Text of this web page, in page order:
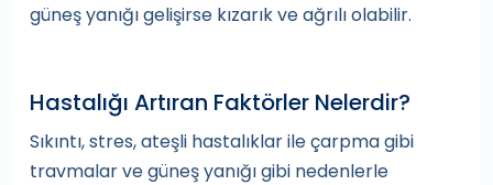
güneş yanığı gelişirse kızarık ve ağrılı olabilir.
Hastalığı Artıran Faktörler Nelerdir?
Sıkıntı, stres, ateşli hastalıklar ile çarpma gibi
travmalar ve güneş yanığı gibi nedenlerle